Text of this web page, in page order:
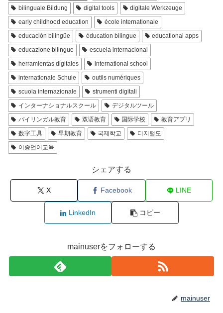
bilinguale Bildung
digital tools
digitale Werkzeuge
early childhood education
école internationale
educación bilingüe
éducation bilingue
educational apps
educazione bilingue
escuela internacional
herramientas digitales
international school
internationale Schule
outils numériques
scuola internazionale
strumenti digitali
インターナショナルスクール
デジタルツール
バイリンガル教育
双语教育 国际学校
教育アプリ
数字工具
早期教育 국제학교
디지털도
이중언어교육
シェアする
X Facebook LINE
LinkedIn コピー
mainuserをフォローする
mainuser